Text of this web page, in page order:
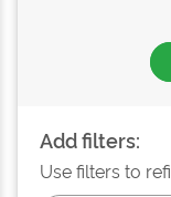
Add filters:
Use filters to